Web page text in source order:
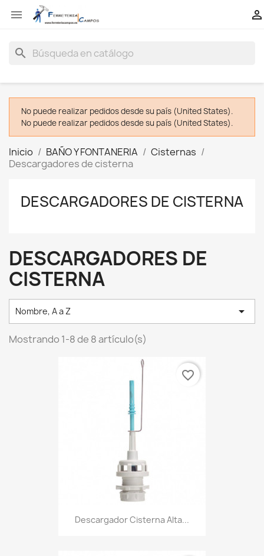
 
search
No puede realizar pedidos desde su país (United States).
No puede realizar pedidos desde su país (United States).
Inicio BAÑO Y FONTANERIA
Cisternas
Descargadores de cisterna
DESCARGADORES DE CISTERNA
DESCARGADORES DE
CISTERNA
Nombre, A a Z 
Mostrando 1-8 de 8 artículo(s)
Descargador Cisterna Alta...
favorite_border